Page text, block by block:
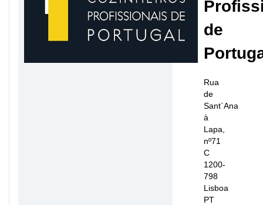
de
Rua
de
Sant`Ana
à
Lapa,
nº71
C
1200-
798
Lisboa
PT